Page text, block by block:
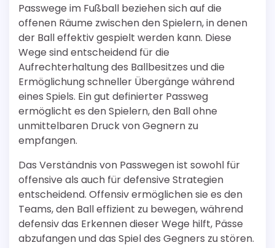
Passwege im Fußball beziehen sich auf die
offenen Räume zwischen den Spielern, in denen
der Ball effektiv gespielt werden kann. Diese
Wege sind entscheidend für die
Aufrechterhaltung des Ballbesitzes und die
Ermöglichung schneller Übergänge während
eines Spiels. Ein gut definierter Passweg
ermöglicht es den Spielern, den Ball ohne
unmittelbaren Druck von Gegnern zu
empfangen.
Das Verständnis von Passwegen ist sowohl für
offensive als auch für defensive Strategien
entscheidend. Offensiv ermöglichen sie es den
Teams, den Ball effizient zu bewegen, während
defensiv das Erkennen dieser Wege hilft, Pässe
abzufangen und das Spiel des Gegners zu stören.